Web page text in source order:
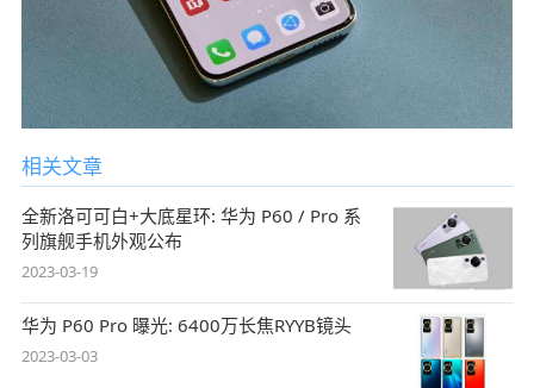
相关文章
全新洛可可白+大底星环: 华为 P60 / Pro 系
列旗舰手机外观公布
2023-03-19
华为 P60 Pro 曝光: 6400万长焦RYYB镜头
2023-03-03